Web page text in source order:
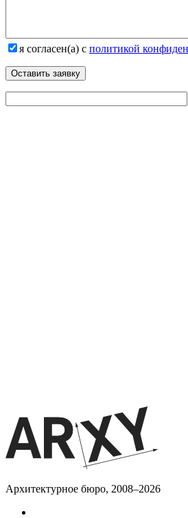
я согласен(а) с политикой
Архитектурное бюро, 2008–2026